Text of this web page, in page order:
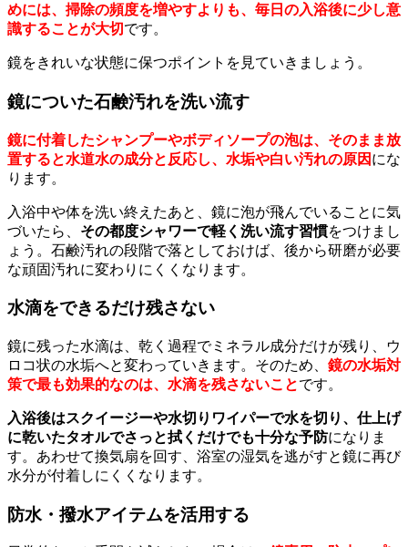
めには、掃除の頻度を増やすよりも、毎日の入浴後に少し意
識することが大切です。
鏡をきれいな状態に保つポイントを見ていきましょう。
鏡についた石鹸汚れを洗い流す
鏡に付着したシャンプーやボディソープの泡は、そのまま放
置すると水道水の成分と反応し、水垢や白い汚れの原因 にな
ります。
入浴中や体を洗い終えたあと、鏡に泡が飛んでいることに気
づいたら、 その都度シャワーで軽く洗い流す習慣をつけまし
ょう。石鹸汚れの段階で落としておけば、後から研磨が必要
な頑固汚れに変わりにくくなります。
水滴をできるだけ残さない
鏡に残った水滴は、乾く過程でミネラル成分だけが残り、ウ
ロコ状の水垢へと変わっていきます。そのため、 鏡の水垢対
策で最も効果的なのは、水滴を残さないことです。
入浴後はスクイージーや水切りワイパーで水を切り、仕上げ
に乾いたタオルでさっと拭くだけでも十分な予防になりま
す。あわせて換気扇を回す、浴室の湿気を逃がすと鏡に再び
水分が付着しにくくなります。
防水・撥水アイテムを活用する